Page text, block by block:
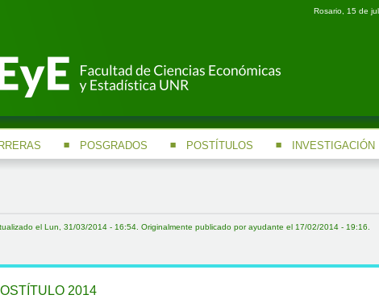
Rosario, 15 de
POSGRADOS POSTÍTULOS INVESTIGACIÓN
el Lun, 31/03/2014 - 16:54. Originalmente publicado por ayudante el 17/02/2014 - 19:16.
2014